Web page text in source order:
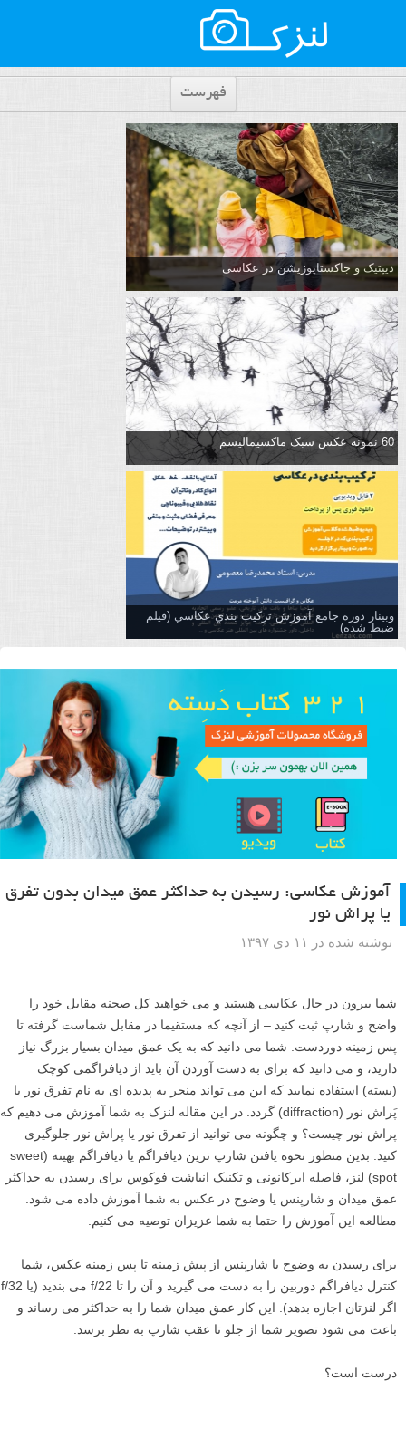
فهرست
دیپتیک و جاکستا‌پوزیشن در عکاسی
60 نمونه عکس سبک ماکسیمالیسم
وبینار دوره جامع آموزش تركيب بندي عكاسي (فیلم
ضبط شده)
آموزش عکاسی: رسیدن به حداکثر عمق میدان بدون تفرق
یا پراش نور
نوشته شده در ۱۱ دی ۱۳۹۷
شما بیرون در حال عکاسی هستید و می خواهید کل صحنه مقابل خود را
واضح و شارپ ثبت کنید – از آنچه که مستقیما در مقابل شماست گرفته تا
پس زمینه دوردست. شما می دانید که به یک عمق میدان بسیار بزرگ نیاز
دارید، و می دانید که برای به دست آوردن آن باید از دیافراگمی کوچک
(بسته) استفاده نمایید که این می تواند منجر به پدیده ای به نام تفرق نور یا
پَراش نور (diffraction) گردد. در این مقاله لنزک به شما آموزش می دهیم که
پراش نور چیست؟ و چگونه می توانید از تفرق نور یا پراش نور جلوگیری
کنید. بدین منظور نحوه یافتن شارپ ترین دیافراگم یا دیافراگم بهینه (sweet
spot) لنز، فاصله ابرکانونی و تکنیک انباشت فوکوس برای رسیدن به حداکثر
عمق میدان و شارپنس یا وضوح در عکس به شما آموزش داده می شود.
مطالعه این آموزش را حتما به شما عزیزان توصیه می کنیم.
برای رسیدن به وضوح یا شارپنس از پیش زمینه تا پس زمینه عکس، شما
کنترل دیافراگم دوربین را به دست می گیرید و آن را تا f/22 می بندید (یا f/32
اگر لنزتان اجازه بدهد). این کار عمق میدان شما را به حداکثر می رساند و
باعث می شود تصویر شما از جلو تا عقب شارپ به نظر برسد.
درست است؟